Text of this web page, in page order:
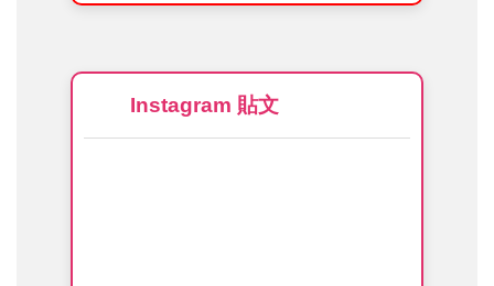
Instagram 貼文